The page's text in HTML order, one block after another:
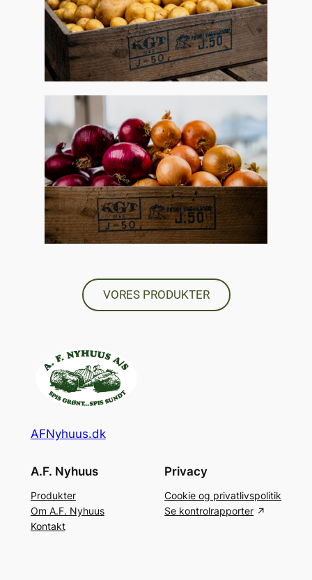
VORES PRODUKTER
AFNyhuus.dk
A.F. Nyhuus
Produkter
Om A.F. Nyhuus
Kontakt
Privacy
Cookie og privatlivspolitik
Se kontrolrapporter